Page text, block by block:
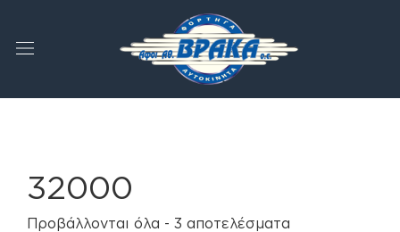
32000
Προβάλλονται όλα - 3 αποτελέσματα